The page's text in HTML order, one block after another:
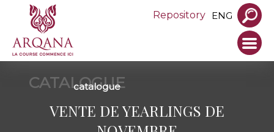
Repository ENG
CATALOGUE
catalogue
VENTE DE YEARLINGS DE